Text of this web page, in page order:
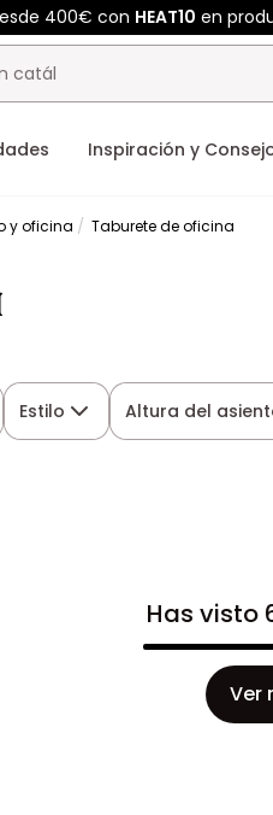
400€ con HEAT10 en
Inspiración y
y oficina Taburete de oficina
Estilo Altura del
Has visto
Ver